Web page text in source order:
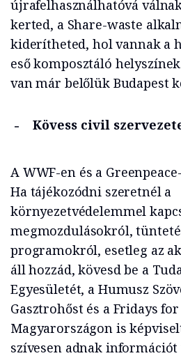
újrafelhasználhatóvá
kerted, a Share-waste
kiderítheted, hol vannak a
eső komposztáló
van már belőlük Budapest
Kövess civil
A WWF-en és a
Ha tájékozódni szeretnél a
környezetvédelemmel
megmozdulásokról,
programokról, esetleg az
áll hozzád, kövesd be a
Egyesületét, a Humusz
Gasztrohőst és a Fridays
Magyarországon is
szívesen adnak információt